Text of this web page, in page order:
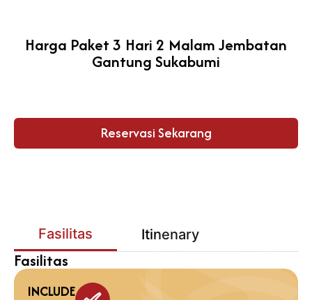
Harga Paket 3 Hari 2 Malam Jembatan
Gantung Sukabumi
Reservasi Sekarang
Fasilitas Itinenary
Fasilitas
INCLUDE